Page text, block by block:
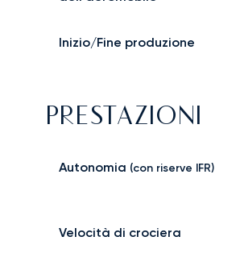
Inizio/Fine produzione
PRESTAZIONI
Autonomia (con riserve IFR)
Velocità di crociera